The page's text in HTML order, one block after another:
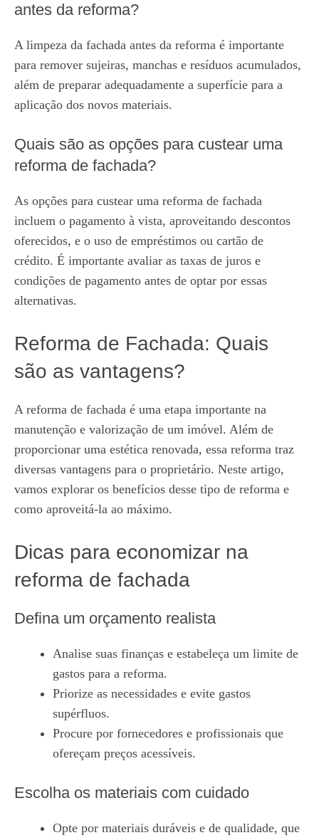
antes da reforma?
A limpeza da fachada antes da reforma é importante
para remover sujeiras, manchas e resíduos acumulados,
além de preparar adequadamente a superfície para a
aplicação dos novos materiais.
Quais são as opções para custear uma
reforma de fachada?
As opções para custear uma reforma de fachada
incluem o pagamento à vista, aproveitando descontos
oferecidos, e o uso de empréstimos ou cartão de
crédito. É importante avaliar as taxas de juros e
condições de pagamento antes de optar por essas
alternativas.
Reforma de Fachada: Quais
são as vantagens?
A reforma de fachada é uma etapa importante na
manutenção e valorização de um imóvel. Além de
proporcionar uma estética renovada, essa reforma traz
diversas vantagens para o proprietário. Neste artigo,
vamos explorar os benefícios desse tipo de reforma e
como aproveitá-la ao máximo.
Dicas para economizar na
reforma de fachada
Defina um orçamento realista
Analise suas finanças e estabeleça um limite de
gastos para a reforma.
Priorize as necessidades e evite gastos
supérfluos.
Procure por fornecedores e profissionais que
ofereçam preços acessíveis.
Escolha os materiais com cuidado
Opte por materiais duráveis e de qualidade, que